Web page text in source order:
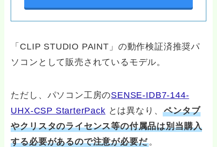
「CLIP STUDIO PAINT」の動作検証済推奨パ
ソコンとして販売されているモデル。
ただし、パソコン工房のSENSE-IDB7-144-
UHX-CSP StarterPack とは異なり、ペンタブ
やクリスタのライセンス等の付属品は別当購入
する必要があるので注意が必要だ。